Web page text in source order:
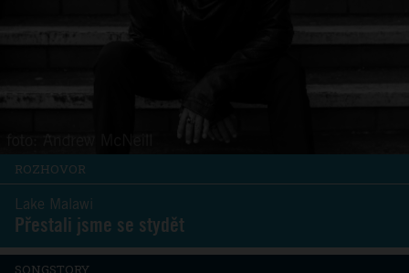
ROZHOVOR
Lake Malawi
Přestali jsme se stydět
SONGSTORY